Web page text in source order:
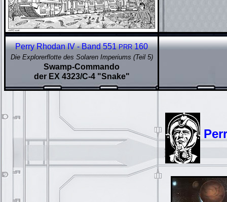
Perry Rhodan IV - Band 551PRR160
Die Explorerflotte des Solaren Imperiums (Teil 5)
Swamp-Commando
der EX 4323/C-4 "Snake"